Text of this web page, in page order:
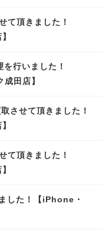
て頂きました！
行いました！
田店】
させて頂きました！
て頂きました！
した！【iPhone・